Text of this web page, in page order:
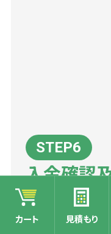
カート 見積もり
入金確認
確認後、